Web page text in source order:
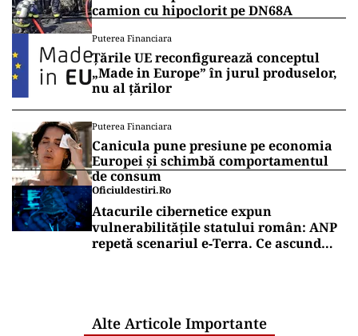
camion cu hipoclorit pe DN68A
Puterea Financiara
Țările UE reconfigurează conceptul
„Made in Europe” în jurul produselor,
nu al țărilor
Puterea Financiara
Canicula pune presiune pe economia
Europei și schimbă comportamentul
de consum
Oficiuldestiri.ro
Atacurile cibernetice expun
vulnerabilitățile statului român: ANP
repetă scenariul e‑Terra. Ce ascund
Alte Articole Importante